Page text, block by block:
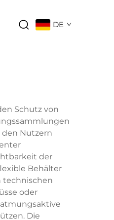
DE
Schutz von
den Nutzern
der
Behälter
technischen
oder
Die